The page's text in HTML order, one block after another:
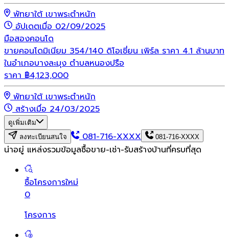
พัทยาใต้ เขาพระตำหนัก
อัปเดตเมื่อ 02/09/2025
มือสองคอนโด
ขายคอนโดมิเนียม 354/140 ดิโอเชี่ยน เพิร์ล ราคา 4.1 ล้านบาท
ในอำเภอบางละมุง ตำบลหนองปรือ
ราคา ฿4,123,000
พัทยาใต้ เขาพระตำหนัก
สร้างเมื่อ 24/03/2025
ดูเพิ่มเติม
ลงทะเบียนสนใจ
081-716-XXXX 081-716-XXXX
น่าอยู่ แหล่งรวมข้อมูลซื้อขาย-เช่า-รับสร้างบ้านที่ครบที่สุด
ซื้อโครงการใหม่
0
โครงการ